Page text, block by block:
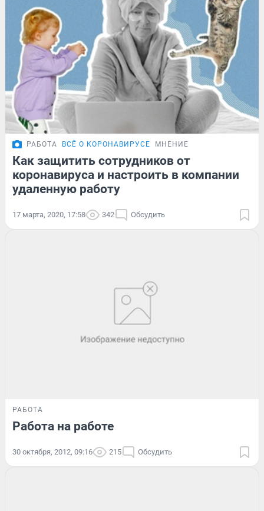
РАБОТА ВСЁ О КОРОНАВИРУСЕ МНЕНИЕ
Как защитить сотрудников от
коронавируса и настроить в компании
удаленную работу
17 марта, 2020, 17:58 342 Обсудить
РАБОТА
Работа на работе
30 октября, 2012, 09:16 215 Обсудить